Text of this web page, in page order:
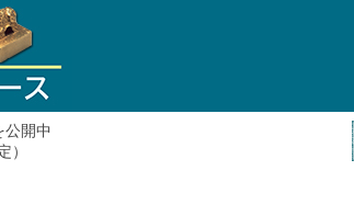
公開中
定）